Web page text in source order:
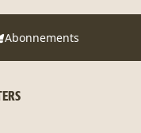
Abonnements